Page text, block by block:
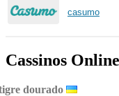
casumo
Cassinos
dourado